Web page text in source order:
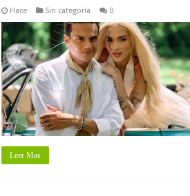
Hace Sin categoría 0
Leer Mas